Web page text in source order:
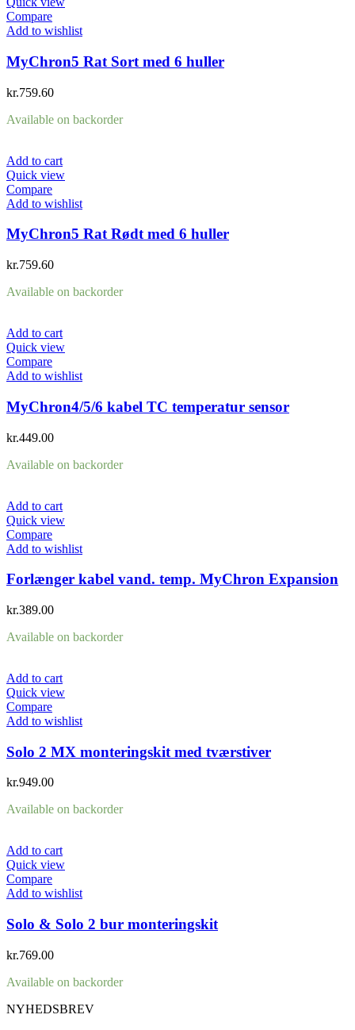
Compare
Add to wishlist
MyChron5 Rat Sort med 6 huller
kr.759.60
Available on backorder
Add to cart
Quick view
Compare
Add to wishlist
MyChron5 Rat Rødt med 6 huller
kr.759.60
Available on backorder
Add to cart
Quick view
Compare
Add to wishlist
MyChron4/5/6 kabel TC temperatur sensor
kr.449.00
Available on backorder
Add to cart
Quick view
Compare
Add to wishlist
Forlænger kabel vand. temp. MyChron Expansion
kr.389.00
Available on backorder
Add to cart
Quick view
Compare
Add to wishlist
Solo 2 MX monteringskit med tværstiver
kr.949.00
Available on backorder
Add to cart
Quick view
Compare
Add to wishlist
Solo & Solo 2 bur monteringskit
kr.769.00
Available on backorder
NYHEDSBREV